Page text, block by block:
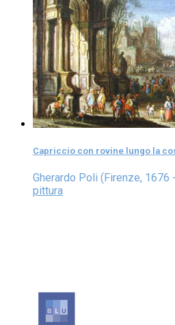
Capriccio con rovine lungo la
Gherardo Poli (Firenze, 1676
pittura